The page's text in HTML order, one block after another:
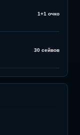
1+1 очко
30 сейвов